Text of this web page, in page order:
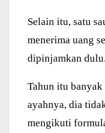
Selain itu, satu
menerima uang
dipinjamkan dulu.
Tahun itu banyak
ayahnya, dia
mengikuti